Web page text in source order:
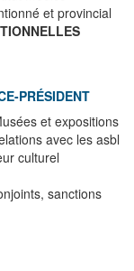
et provincial
PRÉSIDENT
et expositions
avec les asbl
culturel
sanctions